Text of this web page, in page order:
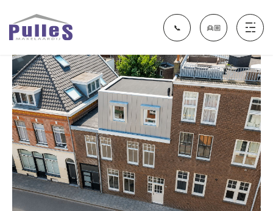
Aanbod
Financieel Fit Nijmegen
Diensten
Over ons
📞 👱🏼